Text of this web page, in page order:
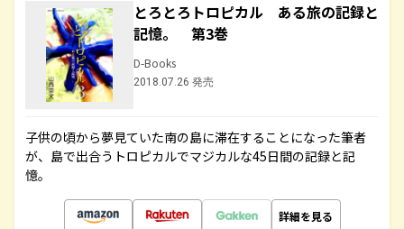
とろとろトロピカル ある旅の記録と
記憶。 第3巻
D-Books
2018.07.26 発売
子供の頃から夢見ていた南の島に滞在することになった筆者
が、島で出合うトロピカルでマジカルな45日間の記録と記
憶。
詳細を見る